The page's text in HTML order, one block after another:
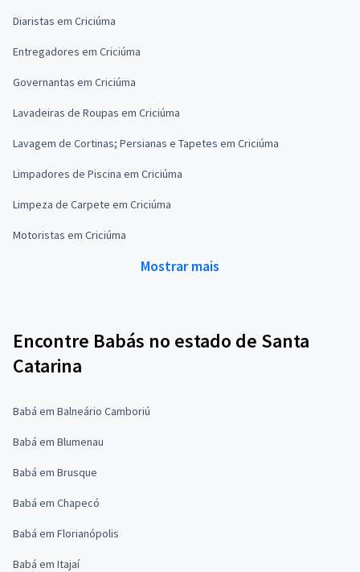
Diaristas em Criciúma
Entregadores em Criciúma
Governantas em Criciúma
Lavadeiras de Roupas em Criciúma
Lavagem de Cortinas; Persianas e Tapetes em Criciúma
Limpadores de Piscina em Criciúma
Limpeza de Carpete em Criciúma
Motoristas em Criciúma
Mostrar mais
Encontre Babás no estado de Santa
Catarina
Babá em Balneário Camboriú
Babá em Blumenau
Babá em Brusque
Babá em Chapecó
Babá em Florianópolis
Babá em Itajaí